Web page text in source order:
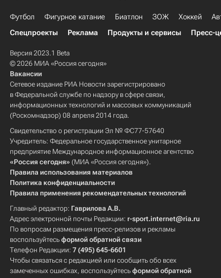
Футбол Фигурное катание Биатлон ЗОЖ Хоккей
Спецпроекты
Реклама Продукты и сервисы Пресс-
Версия 2023.1 Beta
© 2026 МИА «Россия сегодня»
Вакансии
Сетевое издание РИА Новости зарегистрировано
в Федеральной службе по надзору в сфере связи,
информационных технологий и массовых коммуникаций
(Роскомнадзор) 08 апреля 2014 года.
Свидетельство о регистрации Эл № ФС77-57640
Учредитель: Федеральное государственное унитарное
предприятие Международное информационное агентство
«Россия сегодня» (МИА «Россия сегодня»).
Правила использования материалов
Политика конфиденциальности
Правила применения рекомендательных технологий
Главный редактор: Гаврилова А.В.
Адрес электронной почты Редакции: r-sport.internet@ria.ru
По вопросам размещения пресс-релизов и рекламы
воспользуйтесьформой обратной связи
Телефон Редакции: 7 (495) 645-6601
Чтобы связаться с редакцией или сообщить обо всех
замеченных ошибках, воспользуйтесьформой обратной